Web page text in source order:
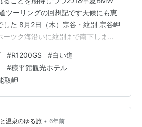
ツーリングの回想記です天候にも恵
した 8月2日（木）宗谷・紋別 宗谷岬
ーツク海沿いに紋別まで南下します
白い道、ホタテの貝殻を砕いて敷い
ヌカ線、牧草地を貫く直線道路が
直、オホーツク海沿いの単調な道な
手首も膝も痛くなりました 紋別プリ
リンスホテル、プリンス系列ではあ
#R1200GS #白い道
#糠平館観光ホテル
取岬
温泉のゆる旅 • 6年前